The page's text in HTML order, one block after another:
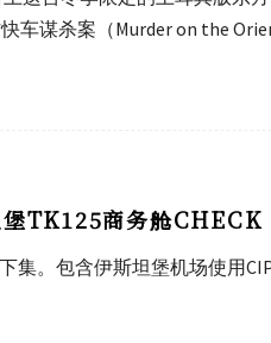
车谋杀案（Murder on the
TK125商务舱CHECK
集。包含伊斯坦堡机场使用